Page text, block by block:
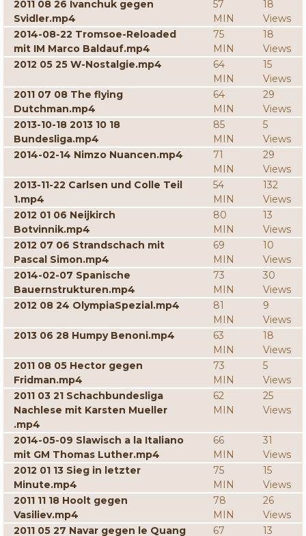
2011 08 26 Ivanchuk gegen
Svidler.mp4
57
MIN
18
Views
2014-08-22 Tromsoe-Reloaded
mit IM Marco Baldauf.mp4
75
MIN
18
Views
2012 05 25 W-Nostalgie.mp4
64
MIN
15
Views
2011 07 08 The flying
Dutchman.mp4
64
MIN
29
Views
2013-10-18 2013 10 18
Bundesliga.mp4
85
MIN
5
Views
2014-02-14 Nimzo Nuancen.mp4
71
MIN
29
Views
2013-11-22 Carlsen und Colle Teil
1.mp4
54
MIN
132
Views
2012 01 06 Neijkirch
Botvinnik.mp4
80
MIN
13
Views
2012 07 06 Strandschach mit
Pascal Simon.mp4
69
MIN
10
Views
2014-02-07 Spanische
Bauernstrukturen.mp4
73
MIN
30
Views
2012 08 24 OlympiaSpezial.mp4
81
MIN
9
Views
2013 06 28 Humpy Benoni.mp4
63
MIN
18
Views
2011 08 05 Hector gegen
Fridman.mp4
73
MIN
5
Views
2011 03 21 Schachbundesliga
Nachlese mit Karsten Mueller
.mp4
62
MIN
25
Views
2014-05-09 Slawisch a la Italiano
mit GM Thomas Luther.mp4
66
MIN
31
Views
2012 01 13 Sieg in letzter
Minute.mp4
75
MIN
15
Views
2011 11 18 Hoolt gegen
Vasiliev.mp4
78
MIN
26
Views
2011 05 27 Navar gegen le Quang
67 13